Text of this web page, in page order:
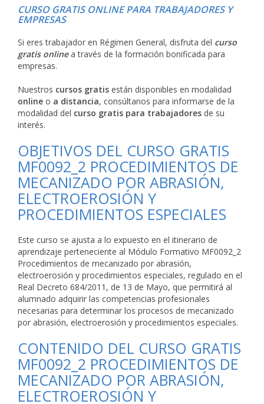
CURSO GRATIS ONLINE PARA TRABAJADORES Y
EMPRESAS
Si eres trabajador en Régimen General, disfruta del curso
gratis onlinea través de la formación bonificada para
empresas.
Nuestros cursos gratis están disponibles en modalidad
online o a distancia, consúltanos para informarse de la
modalidad del curso gratis para trabajadores de su
interés.
OBJETIVOS DEL CURSO GRATIS
MF0092_2 PROCEDIMIENTOS DE
MECANIZADO POR ABRASIÓN,
ELECTROEROSIÓN Y
PROCEDIMIENTOS ESPECIALES
Este curso se ajusta a lo expuesto en el itinerario de
aprendizaje perteneciente al Módulo Formativo MF0092_2
Procedimientos de mecanizado por abrasión,
electroerosión y procedimientos especiales, regulado en el
Real Decreto 684/2011, de 13 de Mayo, que permitirá al
alumnado adquirir las competencias profesionales
necesarias para determinar los procesos de mecanizado
por abrasión, electroerosión y procedimientos especiales.
CONTENIDO DEL CURSO GRATIS
MF0092_2 PROCEDIMIENTOS DE
MECANIZADO POR ABRASIÓN,
ELECTROEROSIÓN Y